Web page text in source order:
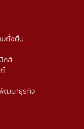
มยั่งยืน
กส์
พัฒนาธุรกิจ